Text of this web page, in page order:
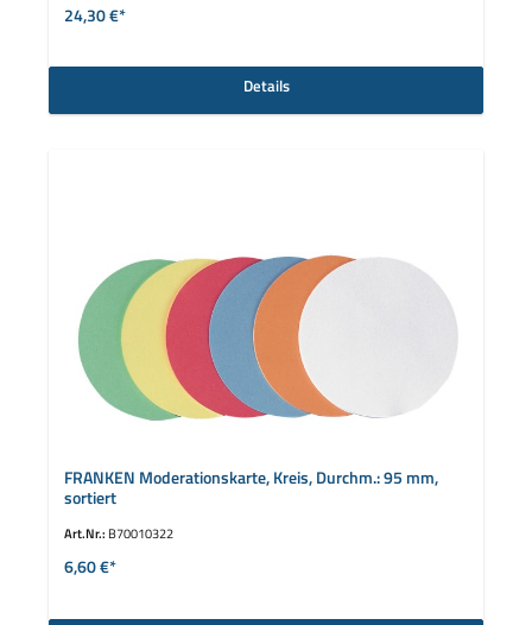
24,30 €*
Details
FRANKEN Moderationskarte, Kreis, Durchm.: 95 mm,
sortiert
Art.Nr.: B70010322
6,60 €*